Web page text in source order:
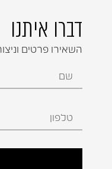
דברו איתנו
השאירו פרטים